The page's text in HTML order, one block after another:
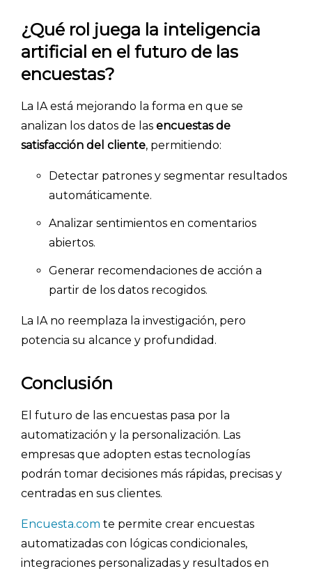
¿Qué rol juega la inteligencia
artificial en el futuro de las
encuestas?
La IA está mejorando la forma en que se
analizan los datos de las encuestas de
satisfacción del cliente, permitiendo:
Detectar patrones y segmentar resultados
automáticamente.
Analizar sentimientos en comentarios
abiertos.
Generar recomendaciones de acción a
partir de los datos recogidos.
La IA no reemplaza la investigación, pero
potencia su alcance y profundidad.
Conclusión
El futuro de las encuestas pasa por la
automatización y la personalización. Las
empresas que adopten estas tecnologías
podrán tomar decisiones más rápidas, precisas y
centradas en sus clientes.
Encuesta.com te permite crear encuestas
automatizadas con lógicas condicionales,
integraciones personalizadas y resultados en